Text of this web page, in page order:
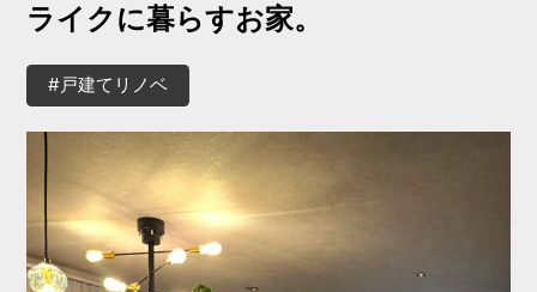
ライクに暮らすお家。
#戸建てリノベ